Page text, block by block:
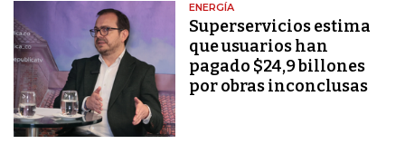
ENERGÍA
Superservicios estima
que usuarios han
pagado $24,9 billones
por obras inconclusas